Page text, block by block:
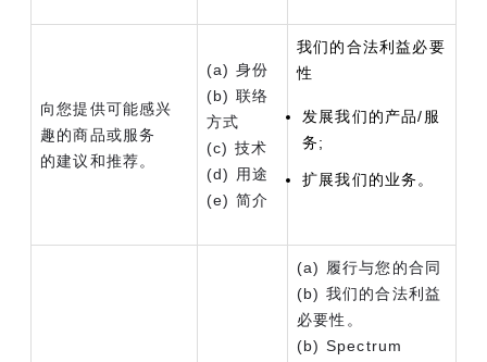
向您提供可能感兴
趣的商品或服务
的建议和推荐。
(a) 身份
(b) 联络
方式
(c) 技术
(d) 用途
(e) 简介
我们的合法利益必要
性
发展我们的产品/服
务;
扩展我们的业务。
(a) 履行与您的合同
(b) 我们的合法利益
必要性。
(b) Spectrum